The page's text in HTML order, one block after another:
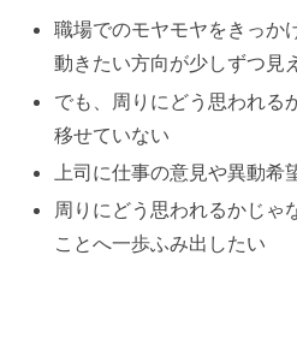
職場でのモヤモヤをきっか
動きたい方向が少しずつ見
でも、周りにどう思われる
移せていない
上司に仕事の意見や異動希
周りにどう思われるかじゃ
ことへ一歩ふみ出したい